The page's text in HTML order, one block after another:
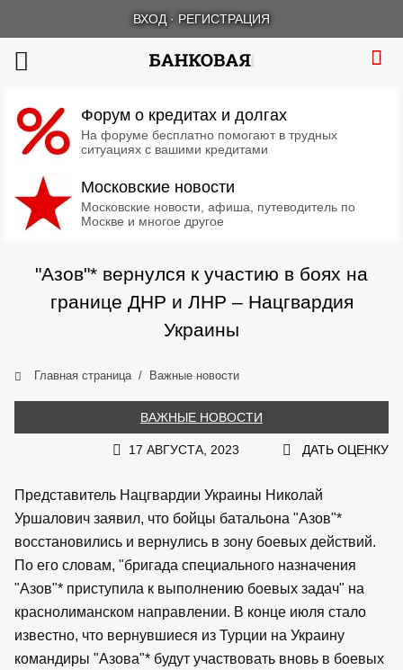
ВХОД · РЕГИСТРАЦИЯ
Форум о кредитах и долгах
На форуме бесплатно помогают в трудных
ситуациях с вашими кредитами
Московские новости
Московские новости, афиша, путеводитель по
Москве и многое другое
"Азов"* вернулся к участию в боях на
границе ДНР и ЛНР – Нацгвардия
Украины
Главная страница Важные новости
ВАЖНЫЕ НОВОСТИ
17 АВГУСТА, 2023 ДАТЬ ОЦЕНКУ
Представитель Нацгвардии Украины Николай
Уршалович заявил, что бойцы батальона "Азов"*
восстановились и вернулись в зону боевых действий.
По его словам, "бригада специального назначения
"Азов"* приступила к выполнению боевых задач" на
краснолиманском направлении. В конце июля стало
известно, что вернувшиеся из Турции на Украину
командиры "Азова"* будут участвовать вновь в боевых